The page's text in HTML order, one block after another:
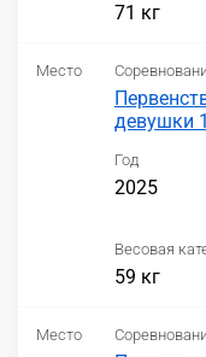
71 кг
Место
девушки
Год
2025
Весовая
59 кг
Место